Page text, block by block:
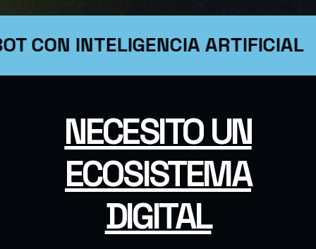
CON INTELIGENCIA ARTIFICIAL
NECESITO UN
ECOSISTEMA
DIGITAL